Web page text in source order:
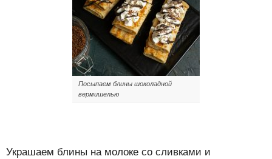
Посыпаем блины шоколадной
вермишелью
Украшаем блины на молоке со сливками и